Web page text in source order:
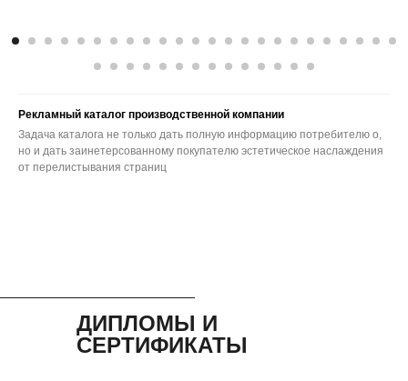
Рекламный каталог производственной компании
Задача каталога не только дать полную информацию потребителю о,
но и дать заинетерсованному покупателю эстетическое наслаждения
от перелистывания страниц
ДИПЛОМЫ И
СЕРТИФИКАТЫ